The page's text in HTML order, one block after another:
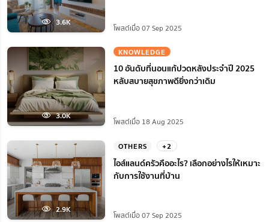
3.6K
โพสต์เมื่อ 07 Sep 2025
3.0K
KNOWLEDGE
10 อันดับที่นอนแก้ปวดหลังประจำปี 2025
หลับสบายสุขภาพดียิ่งกว่าเดิม
โพสต์เมื่อ 18 Aug 2025
2.9K
OTHERS +2
ไอส์แลนด์ครัวคืออะไร? เลือกอย่างไรให้เหมาะ
กับการใช้งานที่บ้าน
โพสต์เมื่อ 07 Sep 2025